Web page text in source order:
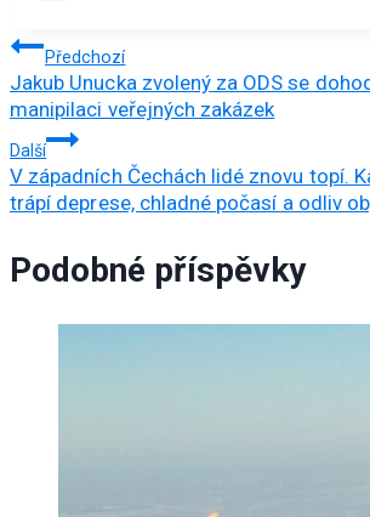
Navigace
pro
příspěvek
Předchozí
Jakub Unucka zvolený za ODS se
manipilaci veřejných zakázek
Další
V západních Čechách lidé znovu topí.
trápí deprese, chladné počasí a odliv
Podobné příspěvky